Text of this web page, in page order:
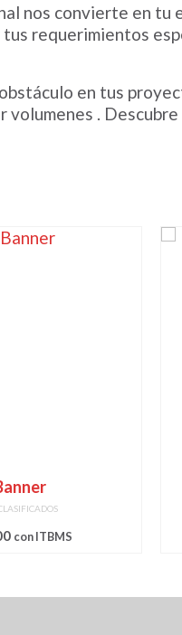
nos convierte en tu
tus requerimientos
en tus
.
con ITBMS